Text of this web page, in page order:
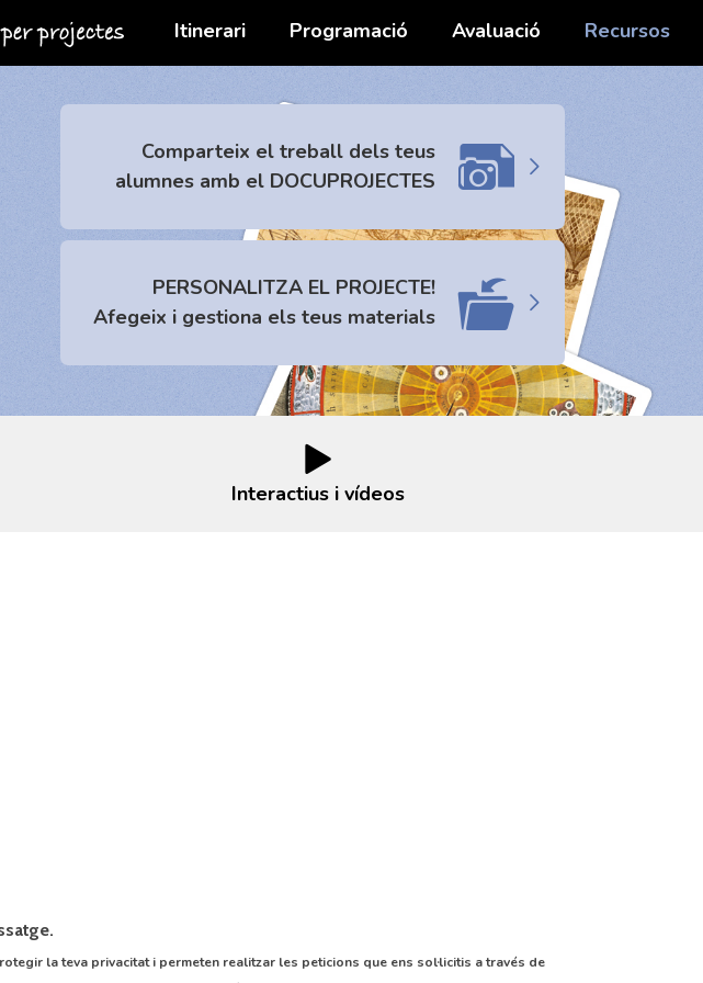
Itinerari Programació Avaluació Recursos
Comparteix el treball dels teus
alumnes amb el DOCUPROJECTES
PERSONALITZA EL PROJECTE!
Afegeix i gestiona els teus materials
Interactius i vídeos
la teva privacitat i permeten realitzar les peticions que ens sol·licitis a través de